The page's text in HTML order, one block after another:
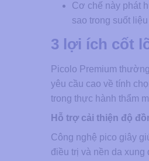
Cơ chế này phát
sao trong suốt
3 lợi ích cốt
Picolo Premium
yêu cầu cao về tính
trong thực hành thẩm
Hỗ trợ cải thiện độ
Công nghệ pico giây
điều trị và nền da